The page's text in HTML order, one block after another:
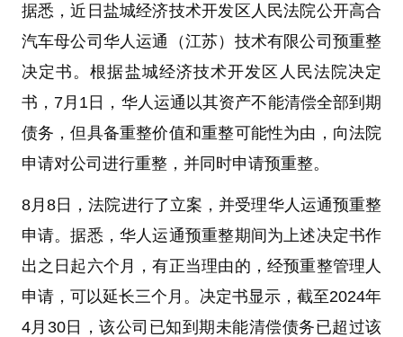
据悉，近日盐城经济技术开发区人民法院公开高合
汽车母公司华人运通（江苏）技术有限公司预重整
决定书。根据盐城经济技术开发区人民法院决定
书，7月1日，华人运通以其资产不能清偿全部到期
债务，但具备重整价值和重整可能性为由，向法院
申请对公司进行重整，并同时申请预重整。
8月8日，法院进行了立案，并受理华人运通预重整
申请。据悉，华人运通预重整期间为上述决定书作
出之日起六个月，有正当理由的，经预重整管理人
申请，可以延长三个月。决定书显示，截至2024年
4月30日，该公司已知到期未能清偿债务已超过该